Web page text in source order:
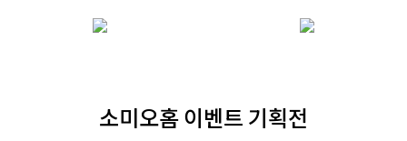
소미오홈 이벤트 기획전